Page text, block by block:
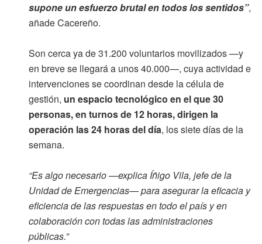
supone un esfuerzo brutal en todos los sentidos”,
añade Cacereño.
Son cerca ya de 31.200 voluntarios movilizados —y
en breve se llegará a unos 40.000—, cuya actividad e
intervenciones se coordinan desde la célula de
gestión, un espacio tecnológico en el que 30
personas, en turnos de 12 horas, dirigen la
operación las 24 horas del día, los siete días de la
semana.
“Es algo necesario —explica Íñigo Vila, jefe de la
Unidad de Emergencias— para asegurar la eficacia y
eficiencia de las respuestas en todo el país y en
colaboración con todas las administraciones
públicas.”